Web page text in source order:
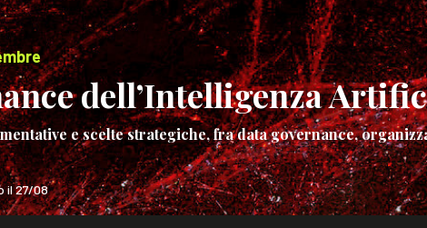
dell’Intelligenza
e scelte strategiche, fra data governance,
il 27/08
Cerca nel sito